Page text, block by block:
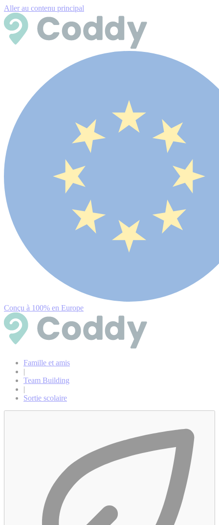
Aller au contenu principal
Conçu à 100% en Europe
Famille et amis
|
Team Building
|
Sortie scolaire